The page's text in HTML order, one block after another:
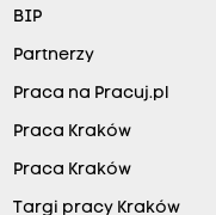
BIP
Partnerzy
Praca na Pracuj.pl
Praca Kraków
Praca Kraków
Targi pracy Kraków